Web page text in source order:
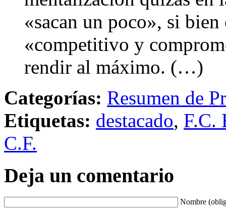
«sacan un poco», si
«competitivo y
rendir al máximo. (…)
Categorías: Resumen de
Etiquetas: destacado, F.C.
C.F.
Deja un comentario
Nombre